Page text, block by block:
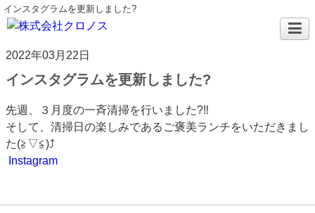
インスタグラムを更新しました?
2022年03月22日
インスタグラムを更新しました?
先週、３月度の一斉清掃を行いました?‼
そして、清掃日の楽しみであるご褒美ランチをいただきまし
た(≧▽≦)⤴
Instagram